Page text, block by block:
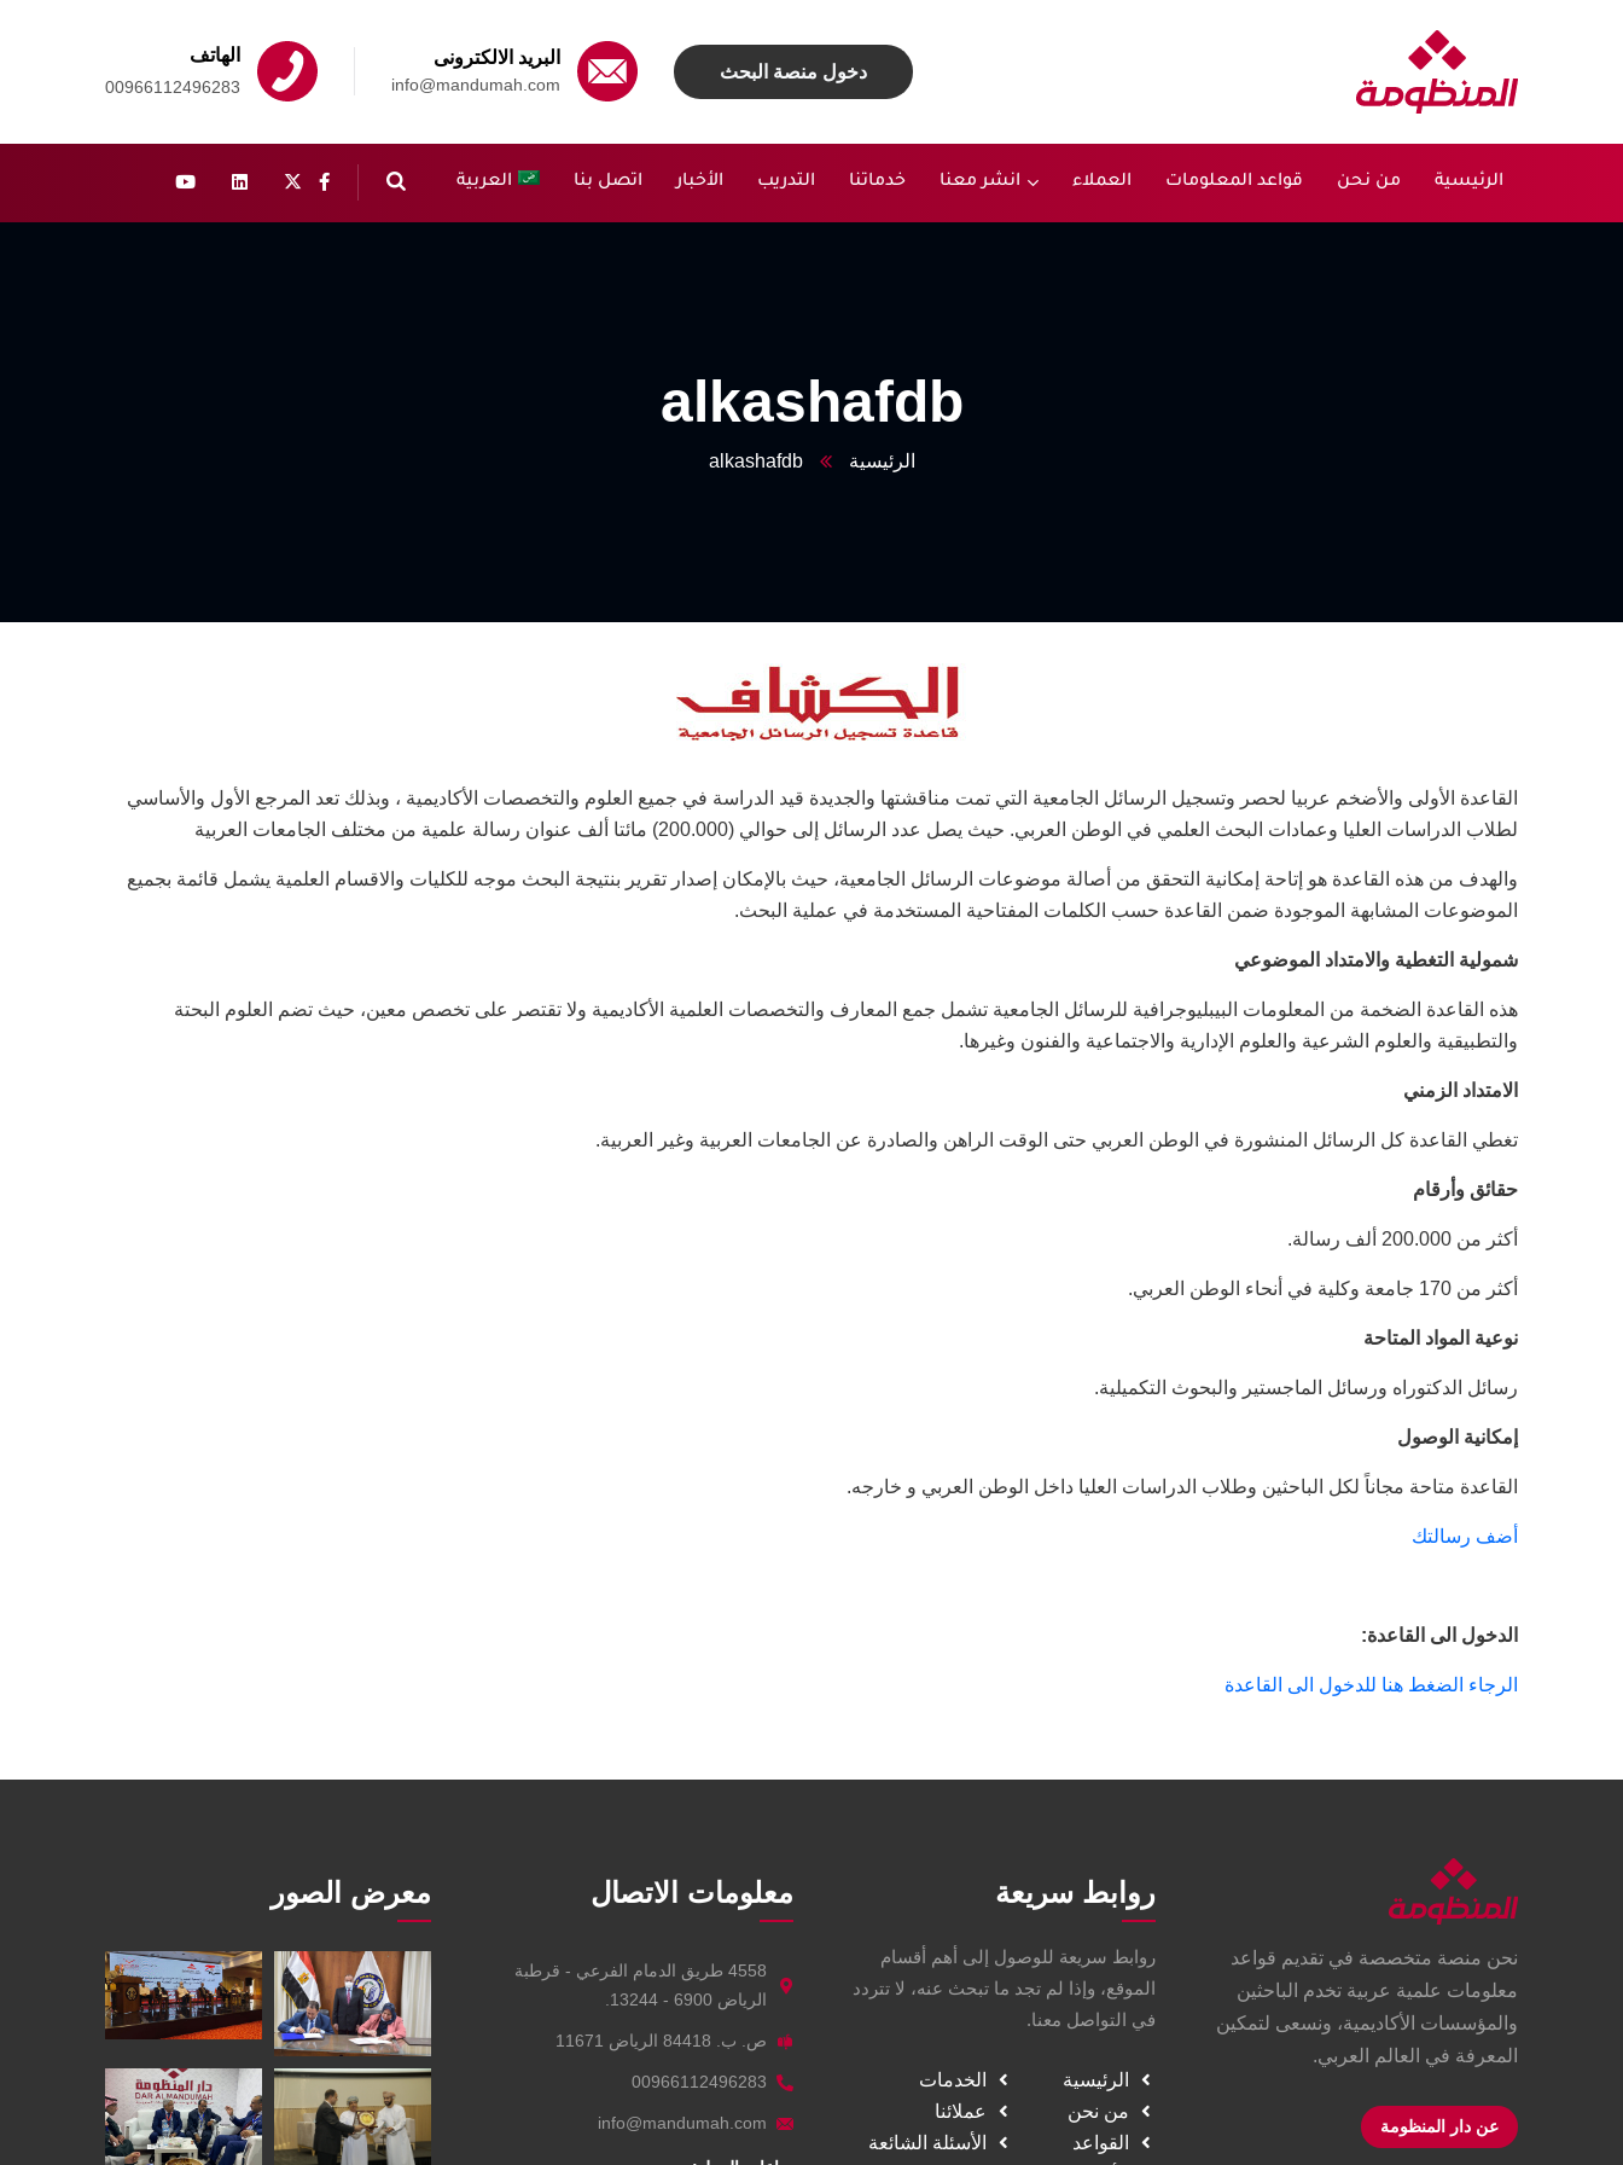
دخول منصة البحث
البريد الالكترونى
info@mandumah.com
الهاتف
00966112496283
الرئيسية من نحن قواعد المعلومات العملاء انشر معنا خدماتنا التدريب الأخبار اتصل بنا العربية
alkashafdb
الرئيسية alkashafdb
القاعدة الأولى والأضخم عربيا لحصر وتسجيل الرسائل الجامعية التي تمت مناقشتها والجديدة قيد الدراسة في جميع العلوم والتخصصات الأكاديمية ، وبذلك تعد المرجع الأول والأساسي
لطلاب الدراسات العليا وعمادات البحث العلمي في الوطن العربي. حيث يصل عدد الرسائل إلى حوالي (200.000) مائتا ألف عنوان رسالة علمية من مختلف الجامعات العربية
والهدف من هذه القاعدة هو إتاحة إمكانية التحقق من أصالة موضوعات الرسائل الجامعية، حيث بالإمكان إصدار تقرير بنتيجة البحث موجه للكليات والاقسام العلمية يشمل قائمة بجميع
الموضوعات المشابهة الموجودة ضمن القاعدة حسب الكلمات المفتاحية المستخدمة في عملية البحث.
شمولية التغطية والامتداد الموضوعي
هذه القاعدة الضخمة من المعلومات البيبليوجرافية للرسائل الجامعية تشمل جمع المعارف والتخصصات العلمية الأكاديمية ولا تقتصر على تخصص معين، حيث تضم العلوم البحتة
والتطبيقية والعلوم الشرعية والعلوم الإدارية والاجتماعية والفنون وغيرها.
الامتداد الزمني
تغطي القاعدة كل الرسائل المنشورة في الوطن العربي حتى الوقت الراهن والصادرة عن الجامعات العربية وغير العربية.
حقائق وأرقام
أكثر من 200.000 ألف رسالة.
أكثر من 170 جامعة وكلية في أنحاء الوطن العربي.
نوعية المواد المتاحة
رسائل الدكتوراه ورسائل الماجستير والبحوث التكميلية.
إمكانية الوصول
القاعدة متاحة مجاناً لكل الباحثين وطلاب الدراسات العليا داخل الوطن العربي و خارجه.
أضف رسالتك
الدخول الى القاعدة:
الرجاء الضغط هنا للدخول الى القاعدة
نحن منصة متخصصة في تقديم قواعد
معلومات علمية عربية تخدم الباحثين
والمؤسسات الأكاديمية، ونسعى لتمكين
المعرفة في العالم العربي.
عن دار المنظومة
روابط سريعة
روابط سريعة للوصول إلى أهم أقسام
الموقع، وإذا لم تجد ما تبحث عنه، لا تتردد
في التواصل معنا.
الرئيسية
من نحن
القواعد
الخدمات
عملائنا
الأسئلة الشائعة
معلومات الاتصال
4558 طريق الدمام الفرعي - قرطبة
الرياض 6900 - 13244.
ص. ب. 84418 الرياض 11671
00966112496283
info@mandumah.com
معرض الصور